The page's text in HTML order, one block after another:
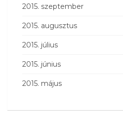
2015. szeptember
2015. augusztus
2015. július
2015. június
2015. május